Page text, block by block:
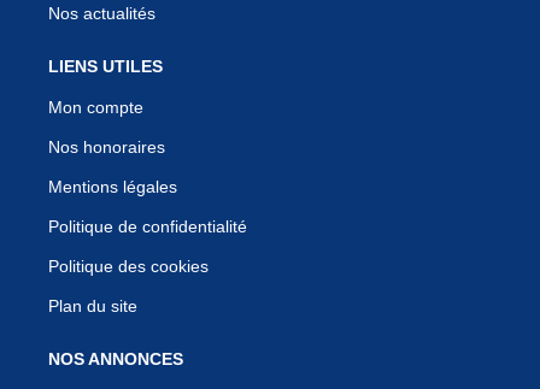
Nos actualités
LIENS UTILES
Mon compte
Nos honoraires
Mentions légales
Politique de confidentialité
Politique des cookies
Plan du site
NOS ANNONCES